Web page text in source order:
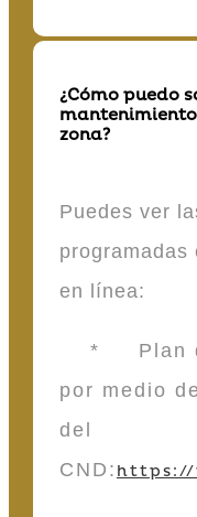
¿Cómo puedo
zona?
Puedes ver
programadas
en línea:
* Plan de
por medio
del
CND: https://